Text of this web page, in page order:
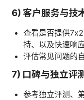
6) 客户服务与技
查看是否提供
持、以及快速响应
评估常见问题的
7) 口碑与独立评测
参考独立评测、